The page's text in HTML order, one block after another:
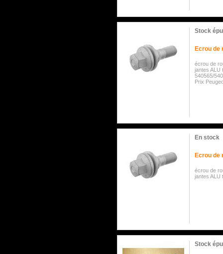
Stock
Ecrou de
écrou de
jantes ALU
540565/
Prix
En stock
Ecrou de
écrou de
jantes ALU
Stock